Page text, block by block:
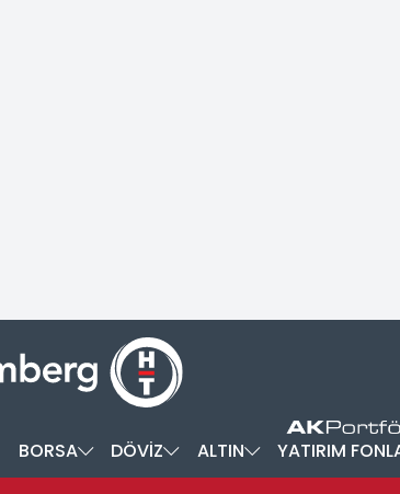
BORSA DÖVİZ ALTIN YATIRIM